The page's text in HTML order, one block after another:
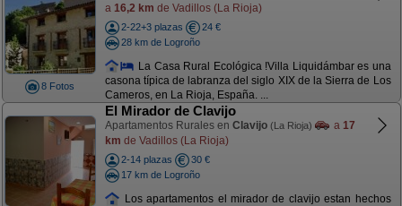
8 Fotos
a 16,2 km de Vadillos (La Rioja)
2-22+3 plazas
24 €
28 km de Logroño
La Casa Rural Ecológica !Villa Liquidámbar es una
casona típica de labranza del siglo XIX de la Sierra de Los
Cameros, en La Rioja, España. ...
El Mirador de Clavijo
Apartamentos Rurales en Clavijo (La Rioja) a 17
km de Vadillos (La Rioja)
2-14 plazas
30 €
17 km de Logroño
Los apartamentos el mirador de clavijo estan hechos